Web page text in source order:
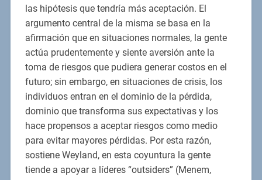
las hipótesis que tendría más aceptación. El
argumento central de la misma se basa en la
afirmación que en situaciones normales, la gente
actúa prudentemente y siente aversión ante la
toma de riesgos que pudiera generar costos en el
futuro; sin embargo, en situaciones de crisis, los
individuos entran en el dominio de la pérdida,
dominio que transforma sus expectativas y los
hace propensos a aceptar riesgos como medio
para evitar mayores pérdidas. Por esta razón,
sostiene Weyland, en esta coyuntura la gente
tiende a apoyar a líderes “outsiders” (Menem,